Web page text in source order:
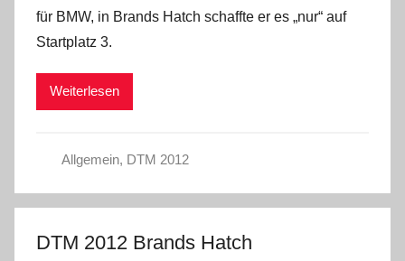
für BMW, in Brands Hatch schaffte er es „nur“ auf
Startplatz 3.
Weiterlesen
Allgemein, DTM 2012
DTM 2012 Brands Hatch